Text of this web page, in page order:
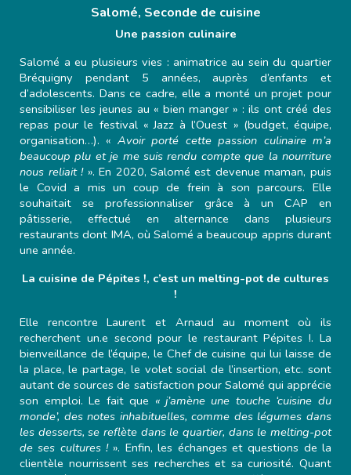
Salomé, Seconde de cuisine
Une passion culinaire
Salomé a eu plusieurs vies : animatrice au sein du quartier
Bréquigny pendant 5 années, auprès d’enfants et
d’adolescents. Dans ce cadre, elle a monté un projet pour
sensibiliser les jeunes au « bien manger » : ils ont créé des
repas pour le festival « Jazz à l’Ouest » (budget, équipe,
organisation…). « Avoir porté cette passion culinaire m’a
beaucoup plu et je me suis rendu compte que la nourriture
nous reliait ! ». En 2020, Salomé est devenue maman, puis
le Covid a mis un coup de frein à son parcours. Elle
souhaitait se professionnaliser grâce à un CAP en
pâtisserie, effectué en alternance dans plusieurs
restaurants dont IMA, où Salomé a beaucoup appris durant
une année.
La cuisine de Pépites !, c’est un melting-pot de cultures
!
Elle rencontre Laurent et Arnaud au moment où ils
recherchent un.e second pour le restaurant Pépites !. La
bienveillance de l’équipe, le Chef de cuisine qui lui laisse de
la place, le partage, le volet social de l’insertion, etc. sont
autant de sources de satisfaction pour Salomé qui apprécie
son emploi. Le fait que « j’amène une touche ‘cuisine du
monde’, des notes inhabituelles, comme des légumes dans
les desserts, se reflète dans le quartier, dans le melting-pot
de ses cultures !». Enfin, les échanges et questions de la
clientèle nourrissent ses recherches et sa curiosité. Quant